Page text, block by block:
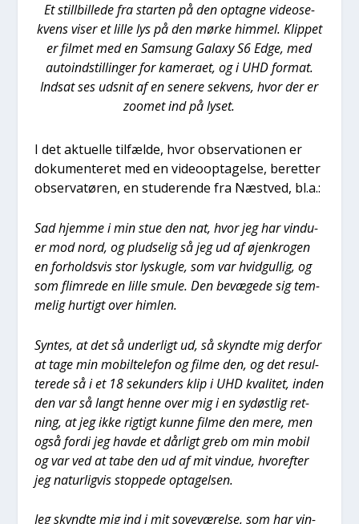
Et stil­l­bil­le­de fra star­ten på den optag­ne video­se­
kvens viser et lil­le lys på den mør­ke him­mel. Klip­pet
er fil­met med en Sams­ung Galaxy S6 Edge, med
auto­indstil­lin­ger for kame­ra­et, og i UHD for­mat.
Ind­sat ses udsnit af en sene­re sekvens, hvor der er
zoo­met ind på lyset.
I det aktu­el­le til­fæl­de, hvor obser­va­tio­nen er
doku­men­te­ret med en video­op­ta­gel­se, beret­ter
obser­va­tø­ren, en stu­de­ren­de fra Næst­ved, bl.a.:
Sad hjem­me i min stue den nat, hvor jeg har vin­du­
er mod nord, og plud­se­lig så jeg ud af øjen­kro­gen
en for­holds­vis stor lyskug­le, som var hvid­gul­lig, og
som flim­re­de en lil­le smu­le. Den bevæ­ge­de sig tem­
me­lig hur­tigt over him­len.
Syn­tes, at det så under­ligt ud, så skynd­te mig der­for
at tage min mobil­te­le­fon og fil­me den, og det resul­
te­re­de så i et 18 sekun­ders klip i UHD kva­li­tet, inden
den var så langt hen­ne over mig i en sydøst­lig ret­
ning, at jeg ikke rig­tigt kun­ne fil­me den mere, men
også for­di jeg hav­de et dår­ligt greb om min mobil
og var ved at tabe den ud af mit vin­due, hvor­ef­ter
jeg natur­lig­vis stop­pe­de opta­gel­sen.
Jeg skynd­te mig ind i mit sove­væ­rel­se, som har vin­